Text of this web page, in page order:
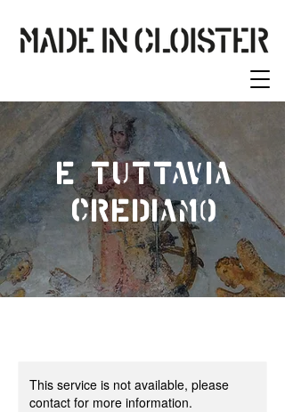
E tuttavia
crediamo
This service is not available, please
contact for more information.